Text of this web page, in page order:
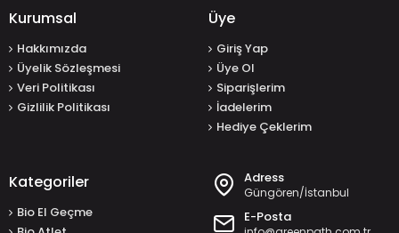
Kurumsal
Hakkımızda
Üyelik Sözleşmesi
Veri Politikası
Gizlilik Politikası
Üye
Giriş Yap
Üye Ol
Siparişlerim
İadelerim
Hediye Çeklerim
Kategoriler
Bio El Geçme
Adress
Güngören/İstanbul
E-Posta